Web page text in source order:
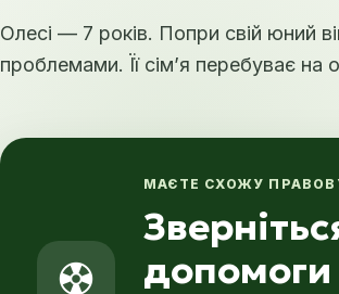
Олесі — 7 років. Попри свій юний
проблемами. Її сім’я перебуває на
МАЄТЕ СХОЖУ
допомоги